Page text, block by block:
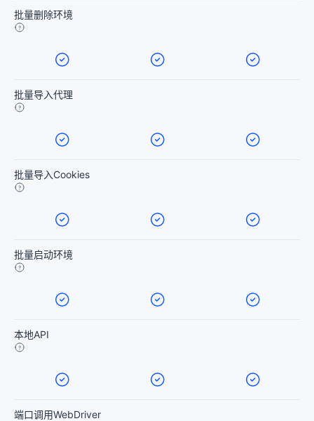
批量删除环境
批量导入代理
批量导入Cookies
批量启动环境
本地API
端口调用WebDriver